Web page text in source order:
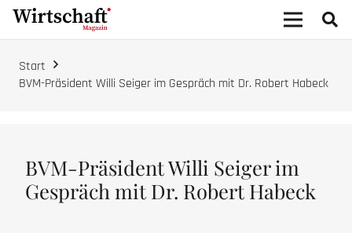
Start
BVM-Präsident Willi Seiger im Gespräch mit Dr. Robert Habeck
BVM-Präsident Willi Seiger im
Gespräch mit Dr. Robert Habeck